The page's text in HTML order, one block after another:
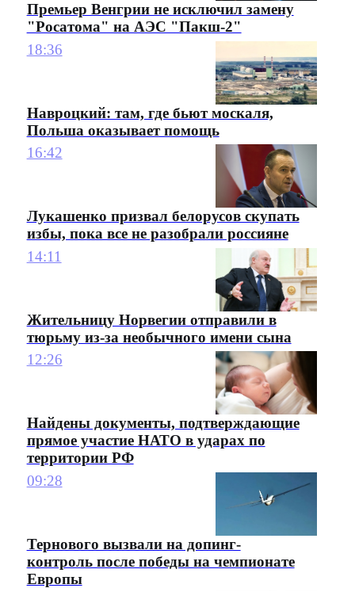
Премьер Венгрии не исключил замену
"Росатома" на АЭС "Пакш-2"
18:36
Навроцкий: там, где бьют москаля,
Польша оказывает помощь
16:42
Лукашенко призвал белорусов скупать
избы, пока все не разобрали россияне
14:11
Жительницу Норвегии отправили в
тюрьму из-за необычного имени сына
12:26
Найдены документы, подтверждающие
прямое участие НАТО в ударах по
территории РФ
09:28
Тернового вызвали на допинг-
контроль после победы на чемпионате
Европы